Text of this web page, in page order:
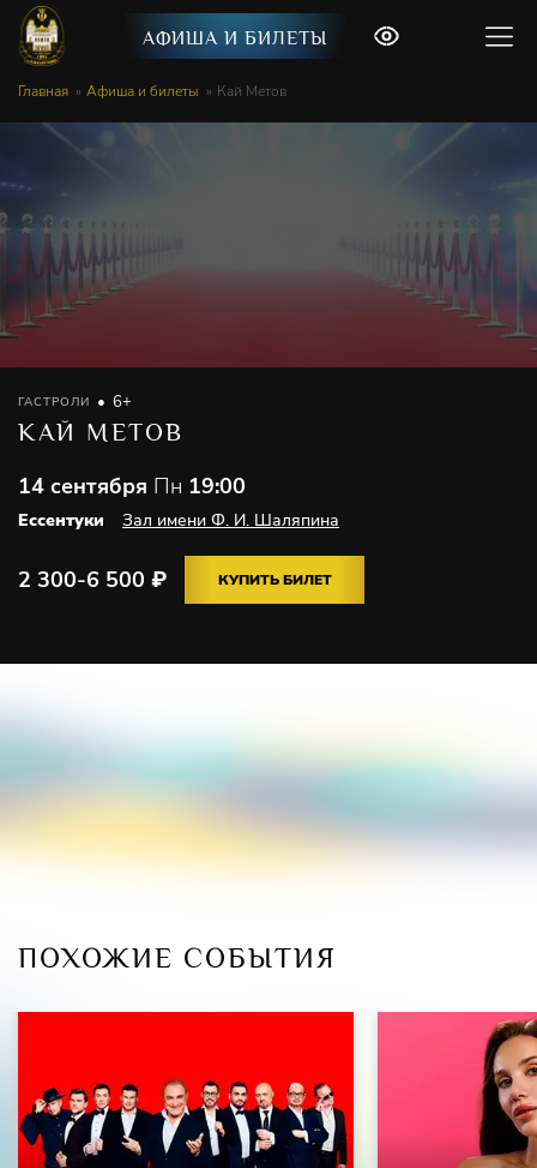
АФИША И БИЛЕТЫ
Главная Афиша и билеты Кай Метов
ГАСТРОЛИ 6+
КАЙ МЕТОВ
14 сентября Пн 19:00
Ессентуки Зал имени Ф. И. Шаляпина
2 300-6 500 ₽ КУПИТЬ БИЛЕТ
ПОХОЖИЕ СОБЫТИЯ